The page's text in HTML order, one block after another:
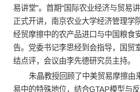
易讲堂”。首期“国际农业经济与贸易
正式开讲，南京农业大学经济管理学
经贸摩擦中的农产品进口与中国粮食
告。党委书记李思经到会指导，国贸
结点评，会议由李先德研究员主持。
朱晶教授回顾了中美贸易摩擦由
易中的特殊地位，结合GTAP模型与